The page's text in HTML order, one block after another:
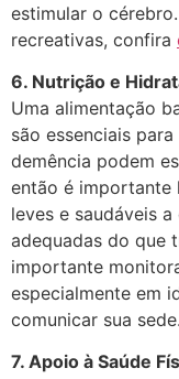
estimular o
recreativas, confira
6. Nutrição e
Uma alimentação
são essenciais
demência podem
então é importante
leves e saudáveis
adequadas do que
importante
especialmente em
comunicar sua sede.
7. Apoio à Saúde